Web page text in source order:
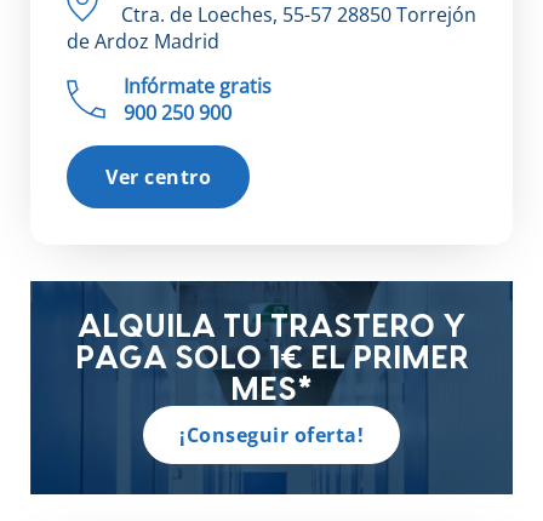
Ctra. de Loeches, 55-57 28850 Torrejón
de Ardoz Madrid
Infórmate gratis
900 250 900
Ver centro
ALQUILA TU TRASTERO Y
PAGA SOLO 1€ EL PRIMER
MES*
¡Conseguir oferta!